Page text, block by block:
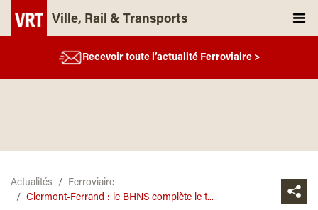
Ville, Rail & Transports
Recevoir toute l’actualité Ferroviaire >
Actualités
Ferroviaire
Clermont-Ferrand : le BHNS complète le t...